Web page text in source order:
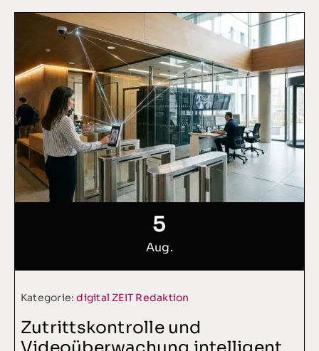
5
Aug.
Kategorie:digital ZEIT Redaktion
Zutrittskontrolle und